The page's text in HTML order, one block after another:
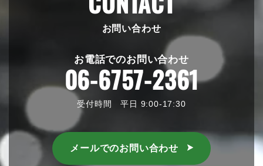
お問い合わせ
お電話でのお問い合わせ
06-6757-2361
受付時間 平日 9:00-17:30
メールでのお問い合わせ